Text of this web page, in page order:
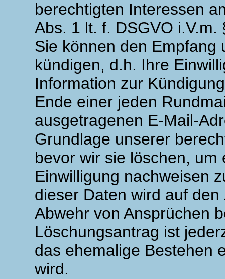
berechtigten Interessen
Abs. 1 lt. f. DSGVO i.V.m.
Sie können den Empfang
kündigen, d.h. Ihre
Information zur
Ende einer jeden
ausgetragenen E-Mail-
Grundlage unserer
bevor wir sie löschen,
Einwilligung nachweisen
dieser Daten wird auf
Abwehr von Ansprüchen
Löschungsantrag ist
das ehemalige Bestehen
wird.